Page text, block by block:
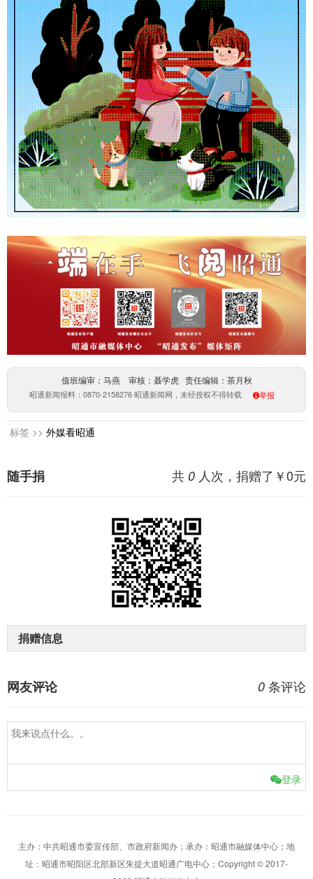
值班编审：马燕 审核：聂学虎 责任编辑：茶月秋
昭通新闻报料：0870-2158276 昭通新闻网，未经授权不得转载 举报
标签 >> 外媒看昭通
共 0 人次，捐赠了￥0元
随手捐
捐赠信息
0 条评论
网友评论
登录
主办：中共昭通市委宣传部、市政府新闻办；承办：昭通市融媒体中心；地
址：昭通市昭阳区北部新区朱提大道昭通广电中心；Copyright © 2017-